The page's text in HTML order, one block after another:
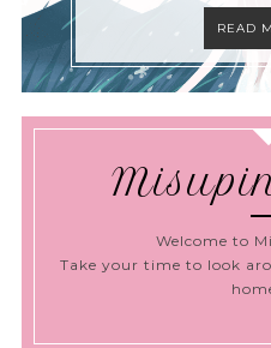
READ
Welcome to
Take your time to look